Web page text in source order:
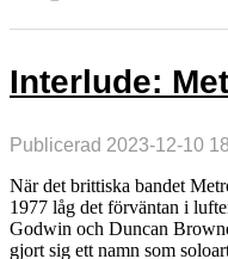
Interlude:
Publicerad 2023-12-10
När det brittiska bandet
1977 låg det förväntan i
Godwin och Duncan
gjort sig ett namn som